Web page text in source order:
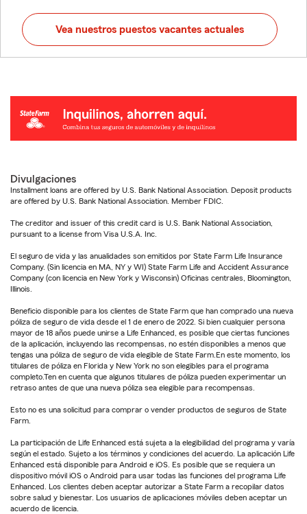
Vea nuestros puestos vacantes actuales
Divulgaciones
Installment loans are offered by U.S. Bank National Association. Deposit products
are offered by U.S. Bank National Association. Member FDIC.
The creditor and issuer of this credit card is U.S. Bank National Association,
pursuant to a license from Visa U.S.A. Inc.
El seguro de vida y las anualidades son emitidos por State Farm Life Insurance
Company. (Sin licencia en MA, NY y WI) State Farm Life and Accident Assurance
Company (con licencia en New York y Wisconsin) Oficinas centrales, Bloomington,
Illinois.
Beneficio disponible para los clientes de State Farm que han comprado una nueva
póliza de seguro de vida desde el 1 de enero de 2022. Si bien cualquier persona
mayor de 18 años puede unirse a Life Enhanced, es posible que ciertas funciones
de la aplicación, incluyendo las recompensas, no estén disponibles a menos que
tengas una póliza de seguro de vida elegible de State Farm.En este momento, los
titulares de póliza en Florida y New York no son elegibles para el programa
completo.Ten en cuenta que algunos titulares de póliza pueden experimentar un
retraso antes de que una nueva póliza sea elegible para recompensas.
Esto no es una solicitud para comprar o vender productos de seguros de State
Farm.
La participación de Life Enhanced está sujeta a la elegibilidad del programa y varía
según el estado. Sujeto a los términos y condiciones del acuerdo. La aplicación Life
Enhanced está disponible para Android e iOS. Es posible que se requiera un
dispositivo móvil iOS o Android para usar todas las funciones del programa Life
Enhanced. Los clientes deben aceptar autorizar a State Farm a recopilar datos
sobre salud y bienestar. Los usuarios de aplicaciones móviles deben aceptar un
acuerdo de licencia.